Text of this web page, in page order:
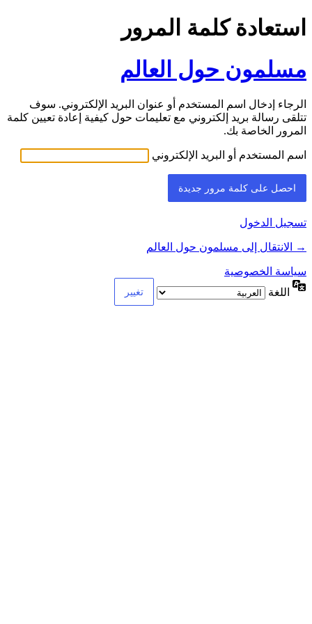
استعادة كلمة المرور
مسلمون حول العالم
الرجاء إدخال اسم المستخدم أو عنوان البريد الإلكتروني. سوف
تتلقى رسالة بريد إلكتروني مع تعليمات حول كيفية إعادة تعيين كلمة
المرور الخاصة بك.
اسم المستخدم أو البريد الإلكتروني
تسجيل الدخول
→ الانتقال إلى مسلمون حول العالم
سياسة الخصوصية
اللغة